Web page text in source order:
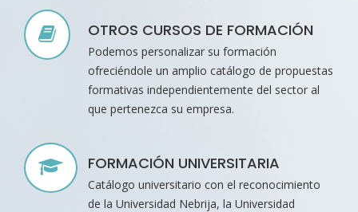
OTROS CURSOS DE FORMACIÓN
Podemos personalizar su formación
ofreciéndole un amplio catálogo de propuestas
formativas independientemente del sector al
que pertenezca su empresa.
FORMACIÓN UNIVERSITARIA
Catálogo universitario con el reconocimiento
de la Universidad Nebrija, la Universidad